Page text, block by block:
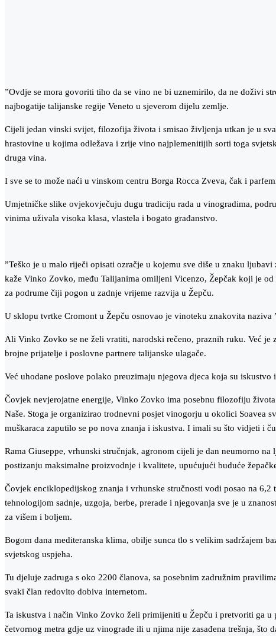
”Ovdje se mora govoriti tiho da se vino ne bi uznemirilo, da ne doživi
najbogatije talijanske regije Veneto u sjeverom dijelu zemlje.
Cijeli jedan vinski svijet, filozofija života i smisao življenja utkan je u
hrastovine u kojima odležava i zrije vino najplemenitijih sorti toga
druga vina.
I sve se to može naći u vinskom centru Borga Rocca Zveva, čak i
Umjetničke slike ovjekovječuju dugu tradiciju rada u vinogradima,
vinima uživala visoka klasa, vlastela i bogato građanstvo.
”Teško je u malo riječi opisati ozračje u kojemu sve diše u znaku
kaže Vinko Zovko, među Talijanima omiljeni Vicenzo, Žepčak koji je
za podrume čiji pogon u zadnje vrijeme razvija u Žepču.
U sklopu tvrtke Cromont u Žepču osnovao je vinoteku znakovita
Ali Vinko Zovko se ne želi vratiti, narodski rečeno, praznih ruku. Već
brojne prijatelje i poslovne partnere talijanske ulagače.
Već uhodane poslove polako preuzimaju njegova djeca koja su
Čovjek nevjerojatne energije, Vinko Zovko ima posebnu filozofiju
Naše. Stoga je organizirao trodnevni posjet vinogorju u okolici Soavea
muškaraca zaputilo se po nova znanja i iskustva. I imali su što vidjeti i
Rama Giuseppe, vrhunski stručnjak, agronom cijeli je dan neumorno
postizanju maksimalne proizvodnje i kvalitete, upućujući buduće
Čovjek enciklopedijskog znanja i vrhunske stručnosti vodi posao na
tehnologijom sadnje, uzgoja, berbe, prerade i njegovanja sve je u
za višem i boljem.
Bogom dana mediteranska klima, obilje sunca tlo s velikim sadržajem
svjetskog uspjeha.
Tu djeluje zadruga s oko 2200 članova, sa posebnim zadružnim
svaki član redovito dobiva internetom.
Ta iskustva i način Vinko Zovko želi primijeniti u Žepču i pretvoriti ga u
četvornog metra gdje uz vinograde ili u njima nije zasađena trešnja,